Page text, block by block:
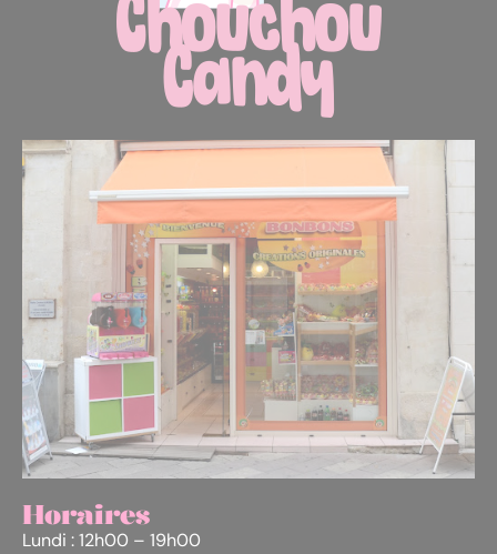
Horaires
Lundi : 12h00 – 19h00